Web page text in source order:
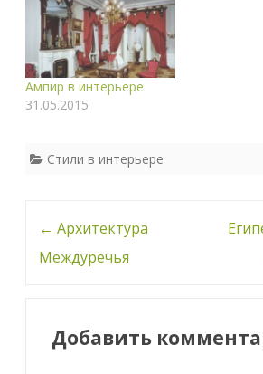
Ампир в интерьере
31.05.2015
Стили в интерьере
← Архитектура
Междуречья
Добавить